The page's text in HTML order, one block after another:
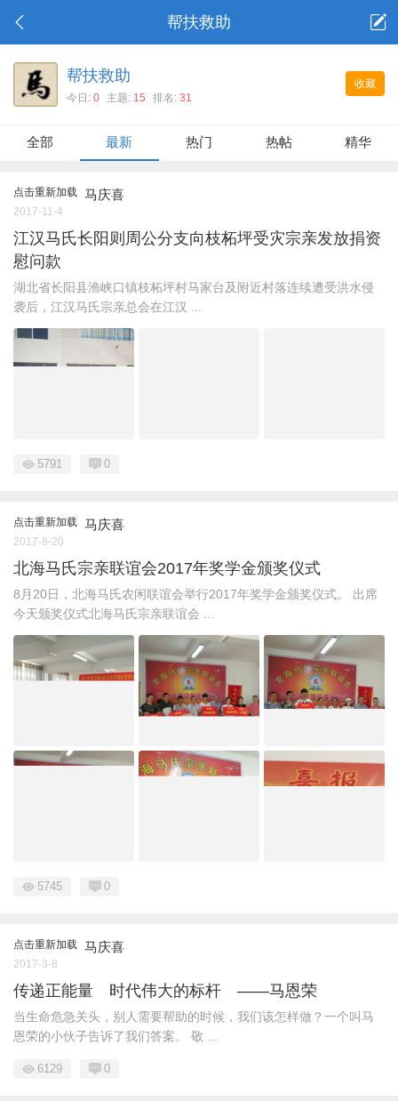
帮扶救助
收藏
帮扶救助
今日: 0 主题: 15 排名: 31
全部 最新 热门 热帖 精华
点击重新加载 马庆喜
2017-11-4
江汉马氏长阳则周公分支向枝柘坪受灾宗亲发放捐资
慰问款
湖北省长阳县渔峡口镇枝柘坪村马家台及附近村落连续遭受洪水侵
袭后，江汉马氏宗亲总会在江汉 ...
5791 0
点击重新加载 马庆喜
2017-8-20
北海马氏宗亲联谊会2017年奖学金颁奖仪式
8月20日，北海马氏农闲联谊会举行2017年奖学金颁奖仪式。 出席
今天颁奖仪式北海马氏宗亲联谊会 ...
5745 0
点击重新加载 马庆喜
2017-3-8
传递正能量 时代伟大的标杆 ——马恩荣
当生命危急关头，别人需要帮助的时候，我们该怎样做？一个叫马
恩荣的小伙子告诉了我们答案。 敬 ...
6129 0